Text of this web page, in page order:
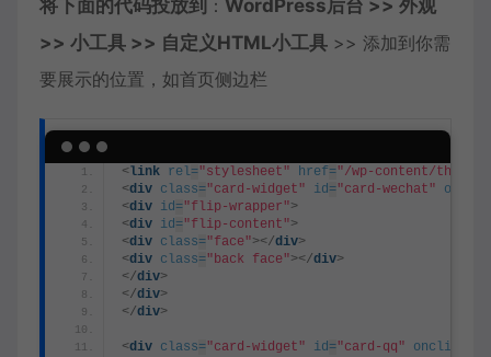
将下面的代码投放到 ： WordPress后台 >> 外观
>> 小工具 >> 自定义HTML小工具 >> 添加到你需
要展示的位置，如首页侧边栏
<link rel="stylesheet" href="/wp-content/
<div class="card-widget" id="card-wechat"
<div id="flip-wrapper">
<div id="flip-content">
<div class="face"></div>
<div class="back face"></div>
</div>
</div>
</div>
<div class="card-widget" id="card-qq" onclick